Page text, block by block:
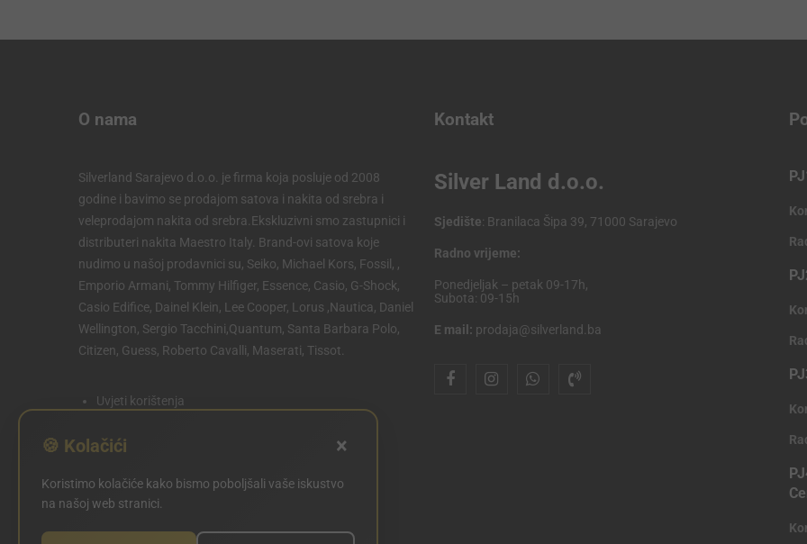
O nama
Silverland Sarajevo d.o.o. je firma koja posluje od 2008
godine i bavimo se prodajom satova i nakita od srebra i
veleprodajom nakita od srebra.Ekskluzivni smo zastupnici i
distributeri nakita Maestro Italy. Brand-ovi satova koje
nudimo u našoj prodavnici su, Seiko, Michael Kors, Fossil, ,
Emporio Armani, Tommy Hilfiger, Essence, Casio, G-Shock,
Casio Edifice, Dainel Klein, Lee Cooper, Lorus ,Nautica, Daniel
Wellington, Sergio Tacchini,Quantum, Santa Barbara Polo,
Citizen, Guess, Roberto Cavalli, Maserati, Tissot.
Uvjeti korištenja
Politika kolačića
POSTAVKE KOLAČIĆA
Kontakt
Silver Land d.o.o.
Sjedište: Branilaca Šipa 39, 71000 Sarajevo
Radno vrijeme:
Ponedjeljak – petak 09-17h,
Subota: 09-15h
E mail: prodaja@silverland.ba
🍪 Kolačići ×
Koristimo kolačiće kako bismo poboljšali vaše iskustvo
na našoj web stranici.